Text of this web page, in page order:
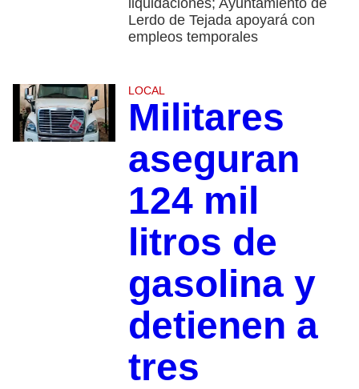
liquidaciones; Ayuntamiento de
Lerdo de Tejada apoyará con
empleos temporales
LOCAL
Militares
aseguran
124 mil
litros de
gasolina y
detienen a
tres